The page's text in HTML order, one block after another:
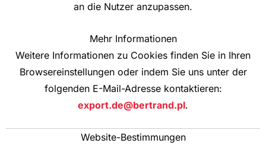
an die Nutzer anzupassen.
Mehr Informationen
Weitere Informationen zu Cookies finden Sie in Ihren
Browsereinstellungen oder indem Sie uns unter der
folgenden E-Mail-Adresse kontaktieren:
export.de@bertrand.pl.
Website-Bestimmungen